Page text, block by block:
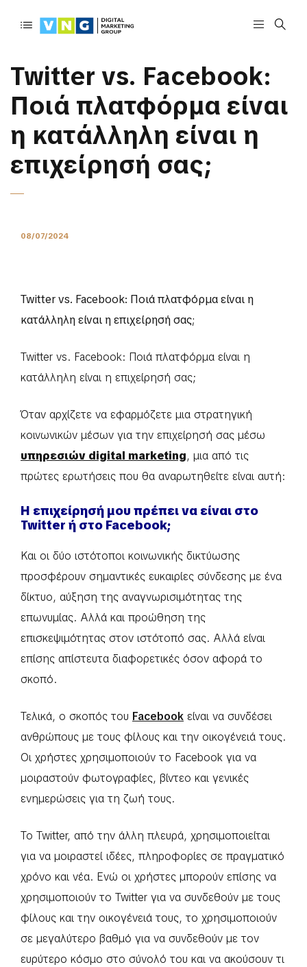
Twitter vs. Facebook:
Ποιά πλατφόρμα είναι
η κατάλληλη είναι η
επιχείρησή σας;
08/07/2024
Twitter vs. Facebook: Ποιά πλατφόρμα είναι η
κατάλληλη είναι η επιχείρησή σας;
Twitter vs. Facebook: Ποιά πλατφόρμα είναι η
κατάλληλη είναι η επιχείρησή σας;
Όταν αρχίζετε να εφαρμόζετε μια στρατηγική
κοινωνικών μέσων για την επιχείρησή σας μέσω
υπηρεσιών digital marketing, μια από τις
πρώτες ερωτήσεις που θα αναρωτηθείτε είναι αυτή:
Η επιχείρησή μου πρέπει να είναι στο
Twitter ή στο Facebook;
Και οι δύο ιστότοποι κοινωνικής δικτύωσης
προσφέρουν σημαντικές ευκαιρίες σύνδεσης με ένα
δίκτυο, αύξηση της αναγνωρισιμότητας της
επωνυμίας. Αλλά και προώθηση της
επισκεψιμότητας στον ιστότοπό σας. Αλλά είναι
επίσης απίστευτα διαφορετικές όσον αφορά το
σκοπό.
Τελικά, ο σκοπός του Facebook είναι να συνδέσει
ανθρώπους με τους φίλους και την οικογένειά τους.
Οι χρήστες χρησιμοποιούν το Facebook για να
μοιραστούν φωτογραφίες, βίντεο και γενικές
ενημερώσεις για τη ζωή τους.
Το Twitter, από την άλλη πλευρά, χρησιμοποιείται
για να μοιραστεί ιδέες, πληροφορίες σε πραγματικό
χρόνο και νέα. Ενώ οι χρήστες μπορούν επίσης να
χρησιμοποιούν το Twitter για να συνδεθούν με τους
φίλους και την οικογένειά τους, το χρησιμοποιούν
σε μεγαλύτερο βαθμό για να συνδεθούν με τον
ευρύτερο κόσμο στο σύνολό του και να ακούσουν τι